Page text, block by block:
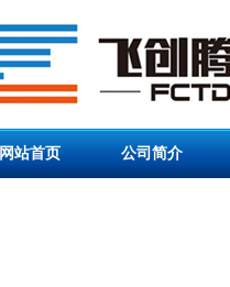
网站首页 公司简介